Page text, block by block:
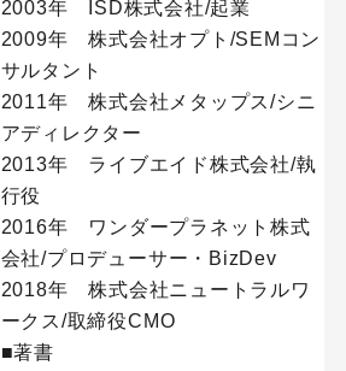
2003年 ISD株式会社/起業
2009年 株式会社オプト/SEMコン
サルタント
2011年 株式会社メタップス/シニ
アディレクター
2013年 ライブエイド株式会社/執
行役
2016年 ワンダープラネット株式
会社/プロデューサー・BizDev
2018年 株式会社ニュートラルワ
ークス/取締役CMO
■著書